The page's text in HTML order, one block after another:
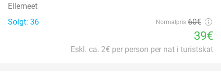
Ellemeet
Solgt: 36
Normalpris 60€
39€
Eskl. ca. 2€ per person per nat i turistskat